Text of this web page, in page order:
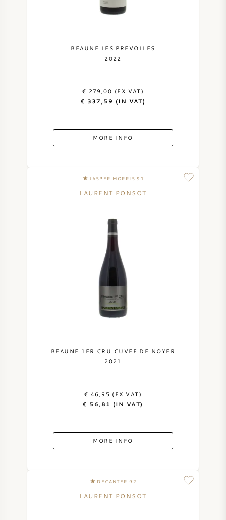
BEAUNE LES PREVOLLES
2022
€ 279,00 (EX VAT)
€ 337,59 (IN VAT)
MORE INFO
JASPER MORRIS 91
LAURENT PONSOT
BEAUNE 1ER CRU CUVEE DE NOYER
2021
€ 46,95 (EX VAT)
€ 56,81 (IN VAT)
MORE INFO
DECANTER 92
LAURENT PONSOT